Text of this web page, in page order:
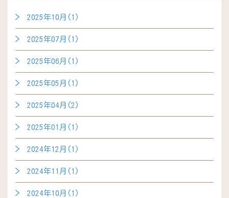
2025年10月(1)
2025年07月(1)
2025年06月(1)
2025年05月(1)
2025年04月(2)
2025年01月(1)
2024年12月(1)
2024年11月(1)
2024年10月(1)